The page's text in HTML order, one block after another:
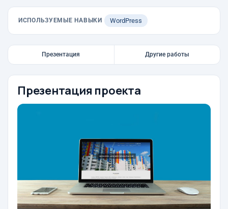
ИСПОЛЬЗУЕМЫЕ НАВЫКИ WordPress
Презентация Другие работы
Презентация проекта